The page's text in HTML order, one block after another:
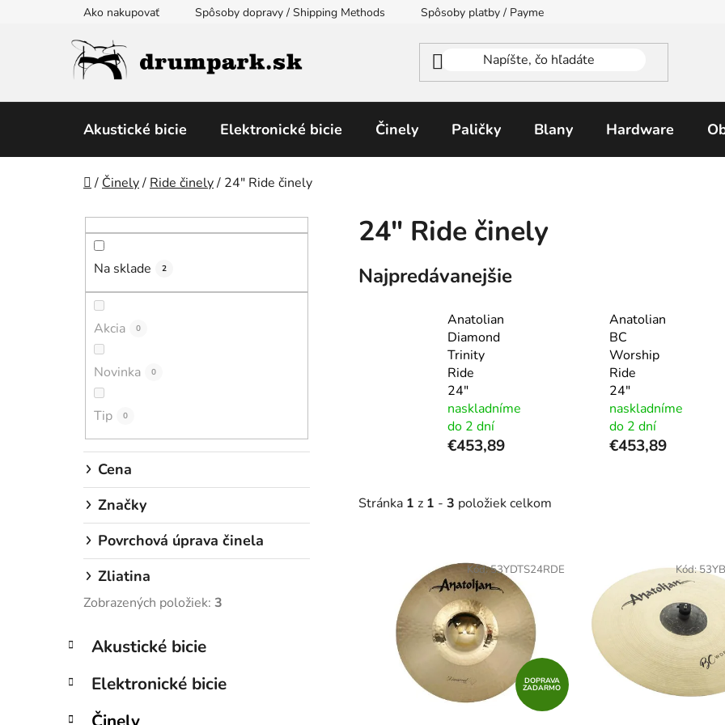
Ako nakupovať Spôsoby dopravy / Shipping Methods Spôsoby platby / Payment Methods
Akustické bicie Elektronické bicie Činely Paličky Blany Hardware
Domov
/ Činely/ Ride činely/ 24″ Ride činely
Na sklade 2
Akcia 0
Novinka 0
Tip 0
Cena
Značky
Povrchová úprava činela
Zliatina
Zobrazených položiek: 3
Preskočiť
kategórie
K
a
e
Akustické bicie
Elektronické bicie
24″ Ride činely
Najpredávanejšie
Anatolian
Diamond
Trinity
Ride
24"
naskladníme
do 2 dní
€453,89
Anatolian
BC
Worship
Ride
24"
naskladníme
do 2 dní
€453,89
Stránka 1 z 1 - 3 položiek celkom
DOPRAVA
ZADARMO
Kód:53YDTS24RDE Kód: